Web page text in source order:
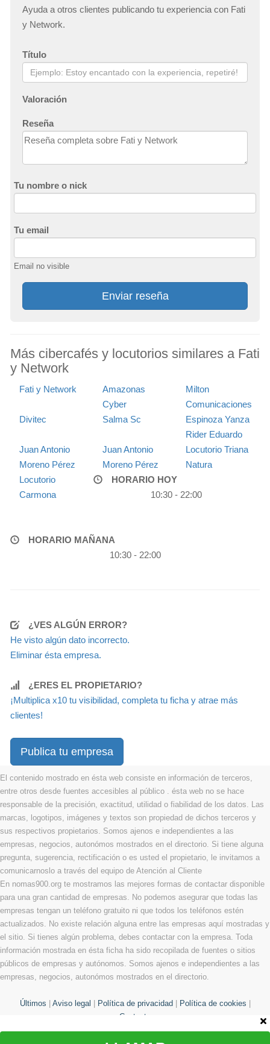
Ayuda a otros clientes publicando tu experiencia con Fati
y Network.
Título
Valoración
Reseña
Tu nombre o nick
Tu email
Email no visible
Enviar reseña
Más cibercafés y locutorios similares a Fati
y Network
Fati y Network
Amazonas
Cyber
Milton
Comunicaciones
Divitec
Salma Sc
Espinoza Yanza
Rider Eduardo
Juan Antonio
Moreno Pérez
Juan Antonio
Moreno Pérez
Locutorio Triana
Natura
Locutorio
Carmona
HORARIO HOY
10:30 - 22:00
HORARIO MAÑANA
10:30 - 22:00
¿VES ALGÚN ERROR?
He visto algún dato incorrecto.
Eliminar ésta empresa.
¿ERES EL PROPIETARIO?
¡Multiplica x10 tu visibilidad, completa tu ficha y atrae más
clientes!
Publica tu empresa
El contenido mostrado en ésta web consiste en información de terceros,
entre otros desde fuentes accesibles al público . ésta web no se hace
responsable de la precisión, exactitud, utilidad o fiabilidad de los datos. Las
marcas, logotipos, imágenes y textos son propiedad de dichos terceros y
sus respectivos propietarios. Somos ajenos e independientes a las
empresas, negocios, autonómos mostrados en el directorio. Si tiene alguna
pregunta, sugerencia, rectificación o es usted el propietario, le invitamos a
comunicarnoslo a través del equipo de Atención al Cliente
En nomas900.org te mostramos las mejores formas de contactar disponible
para una gran cantidad de empresas. No podemos asegurar que todas las
empresas tengan un teléfono gratuito ni que todos los teléfonos estén
actualizados. No existe relación alguna entre las empresas aquí mostradas y
el sitio. Si tienes algún problema, debes contactar con la empresa. Toda
información mostrada en ésta ficha ha sido recopilada de fuentes o sitios
públicos de empresas y autónomos. Somos ajenos e independientes a las
empresas, negocios, autonómos mostrados en el directorio.
Últimos Aviso legal Política de privacidad Política de cookies
Contacto